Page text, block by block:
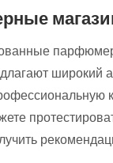
широкий